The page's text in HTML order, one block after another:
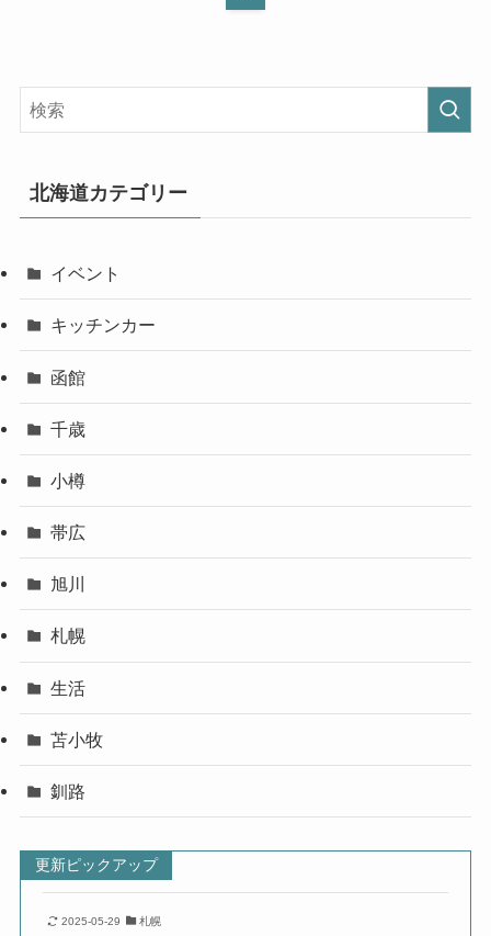
北海道カテゴリー
イベント
キッチンカー
函館
千歳
小樽
帯広
旭川
札幌
生活
苫小牧
釧路
更新ピックアップ
2025-05-29 札幌